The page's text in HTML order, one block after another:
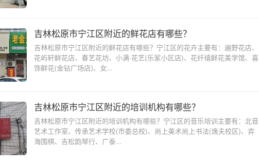
吉林松原市宁江区附近的鲜花店有哪些？
吉林松原市宁江区附近的鲜花店有哪些？宁江区的花卉主要有：遍野花店、
花屿轩鲜花店、春艺花坊、小满·花艺(乐家小区店)、花纤禧鲜花美学馆、喜
饰鲜花(金钻广场店)、女...
吉林松原市宁江区附近的培训机构有哪些？
吉林松原市宁江区附近的培训机构有哪些？宁江区的音乐培训主要有：北音
艺术工作室、传承艺术学校(市委总校)、尚上美术尚上书法(逸夫校区)、弈
海围棋、吉松韵琴行、广泰...